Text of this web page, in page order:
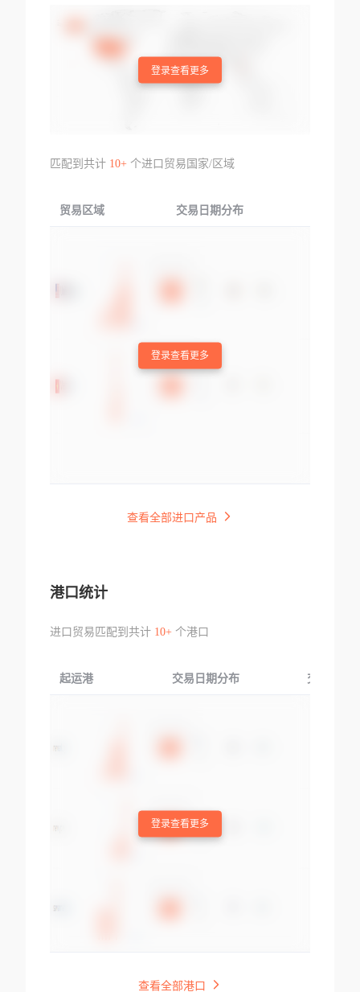
登录查看更多
匹配到共计 10+个进口贸易国家/区域
贸易区域 交易日期分布
登录查看更多
查看全部进口产品
港口统计
进口贸易匹配到共计 10+个港口
起运港 交易日期分布 交易产品
登录查看更多
查看全部港口